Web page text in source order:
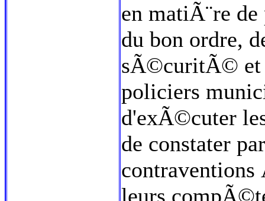
en matiÃ¨re
du bon ordre,
sÃ©curitÃ© et
policiers
d'exÃ©cuter
de constater
leurs